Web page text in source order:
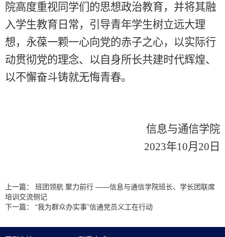
院高度重视 同学们的思想政治教育， 并将其融
入学生教育日常，引导青年学生树立远大理
想，永葆一颗一心向党的赤子之心，以实际行
动贯彻党的理念、以自身所长共建时代辉煌、
以不懈奋斗铸就无悔青春。
信息与通信学院
2023年10月 20 日
上一篇：
班团领航 聚力前行 ——信息与通信学院班长、学长团联席
培训交流侧记
下一篇：
“我为群众办实事”信通党员义工在行动